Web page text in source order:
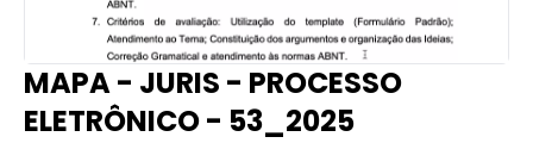
MAPA - JURIS - PROCESSO
ELETRÔNICO - 53_2025